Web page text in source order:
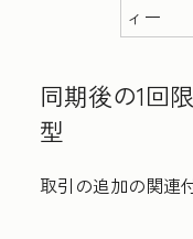
ィー
同期後の1回
型
取引の追加の関連